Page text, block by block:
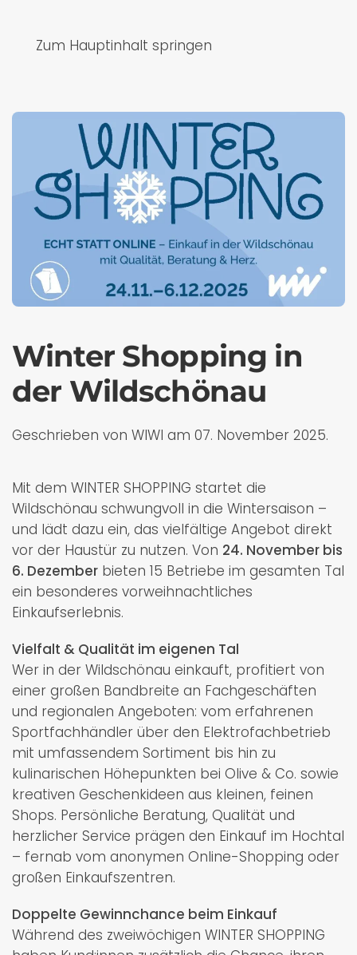
Zum Hauptinhalt springen
Winter Shopping in
der Wildschönau
Geschrieben von WIWI am 07. November 2025.
Mit dem WINTER SHOPPING startet die
Wildschönau schwungvoll in die Wintersaison –
und lädt dazu ein, das vielfältige Angebot direkt
vor der Haustür zu nutzen. Von 24. November bis
6. Dezember bieten 15 Betriebe im gesamten Tal
ein besonderes vorweihnachtliches
Einkaufserlebnis.
Vielfalt & Qualität im eigenen Tal
Wer in der Wildschönau einkauft, profitiert von
einer großen Bandbreite an Fachgeschäften
und regionalen Angeboten: vom erfahrenen
Sportfachhändler über den Elektrofachbetrieb
mit umfassendem Sortiment bis hin zu
kulinarischen Höhepunkten bei Olive & Co. sowie
kreativen Geschenkideen aus kleinen, feinen
Shops. Persönliche Beratung, Qualität und
herzlicher Service prägen den Einkauf im Hochtal
– fernab vom anonymen Online-Shopping oder
großen Einkaufszentren.
Doppelte Gewinnchance beim Einkauf
Während des zweiwöchigen WINTER SHOPPING